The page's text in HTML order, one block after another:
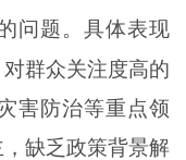
问题。具体表现
群众关注度高的
害防治等重点领
缺乏政策背景解